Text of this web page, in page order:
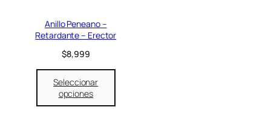
Anillo Peneano –
Retardante – Erector
$8,999
Seleccionar
opciones